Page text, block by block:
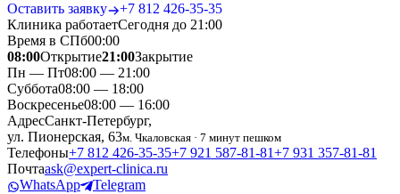
Оставить заявку
+7 812 426‑35‑35
Клиника работаетСегодня до 21:00
Время в СПб00:00
08:00Открытие21:00Закрытие
Пн — Пт08:00 — 21:00
Суббота08:00 — 18:00
Воскресенье08:00 — 16:00
АдресСанкт-Петербург,
ул. Пионерская, 63м. Чкаловская · 7 минут пешком
Телефоны+7 812 426‑35‑35+7 921 587‑81‑81+7 931 357‑81‑81
Почтаask@expert-clinica.ru
WhatsApp
Telegram